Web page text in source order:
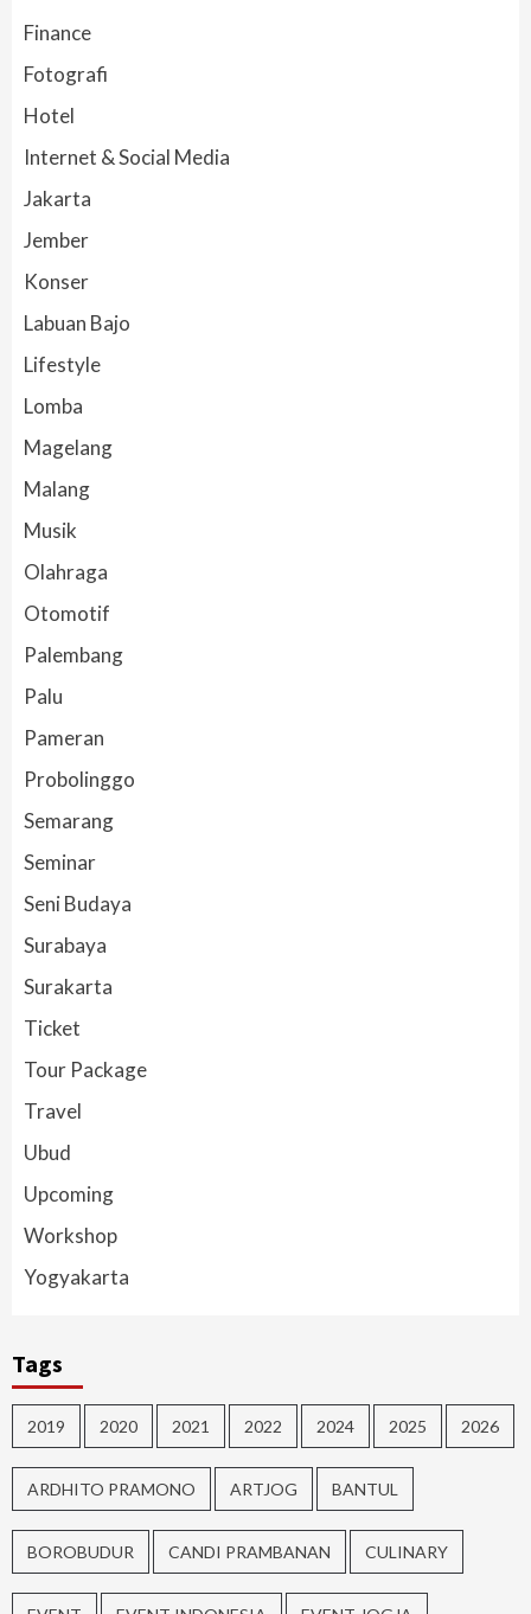
Finance
Fotografi
Hotel
Internet & Social Media
Jakarta
Jember
Konser
Labuan Bajo
Lifestyle
Lomba
Magelang
Malang
Musik
Olahraga
Otomotif
Palembang
Palu
Pameran
Probolinggo
Semarang
Seminar
Seni Budaya
Surabaya
Surakarta
Ticket
Tour Package
Travel
Ubud
Upcoming
Workshop
Yogyakarta
Tags
2019 2020 2021 2022 2024 2025 2026
ARDHITO PRAMONO ARTJOG BANTUL
BOROBUDUR CANDI PRAMBANAN CULINARY